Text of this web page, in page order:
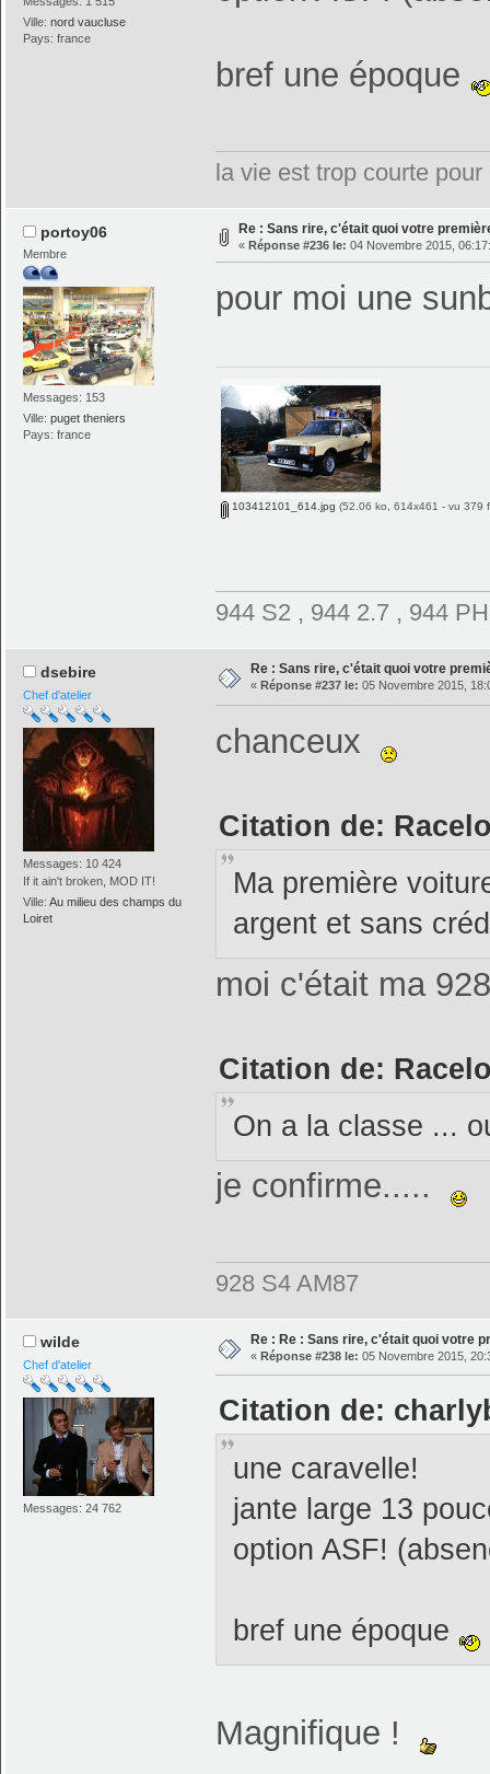
Ville:nord vaucluse
Pays: france
bref une époque
la vie est trop courte
portoy06
Membre
Messages: 153
Ville:puget theniers
Pays: france
Re : Sans rire, c'était quoi votre
« Réponse #236 le: 04 Novembre 2015,
pour moi une
103412101_614.jpg (52.06 ko, 614x461 - vu 379
944 S2 , 944 2.7 , 944
dsebire
Chef d'atelier
Messages: 10 424
If it ain't broken, MOD IT!
Ville:Au milieu des champs du
Loiret
Re : Sans rire, c'était quoi votre
« Réponse #237 le: 05 Novembre 2015,
chanceux
Citation de:
Ma première
argent et sans
moi c'était ma
Citation de:
On a la classe ...
je confirme.....
928 S4 AM87
wilde
Chef d'atelier
Messages: 24 762
Re : Re : Sans rire, c'était quoi votre
« Réponse #238 le: 05 Novembre 2015,
Citation de:
une caravelle!
jante large 13
option ASF!
bref une époque
Magnifique !